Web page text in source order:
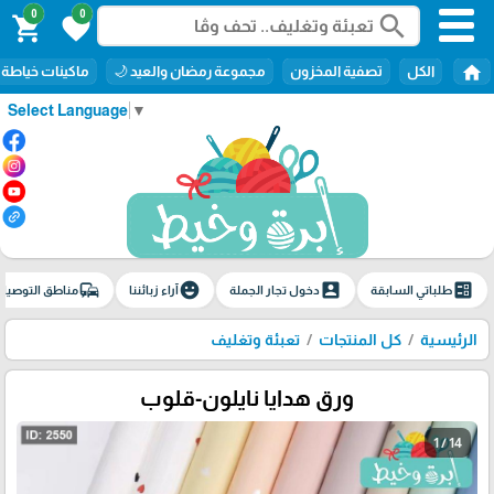
Select Language ▼
search
0
favorite
0
shopping_cart
home الكل تصفية المخزون مجموعة رمضان والعيد 🌙 ماكينات خياطة
ballotطلباتي السابقة account_boxدخول تجار الجملة emoji_emotionsآراء زبائننا commuteمناطق
الرئيسية كل المنتجات تعبئة وتغليف
ورق هدايا نايلون-قلوب
1 / 14